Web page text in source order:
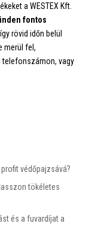
a WESTEX Kft.
fontos
rövid időn belül
merül fel,
telefonszámon, vagy
védőpajzsává?
tökéletes
és a fuvardíjat a